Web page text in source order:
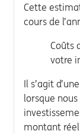
Cette
cours de
Coûts
votre
Il s’agit
lorsque
montant